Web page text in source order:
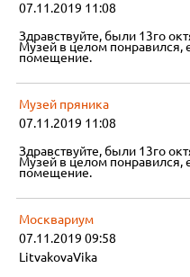
07.11.2019 11:08
Здравствуйте, были 13го
Музей в целом понравился,
помещение.
Музей пряника
07.11.2019 11:08
Здравствуйте, были 13го
Музей в целом понравился,
помещение.
Москвариум
07.11.2019 09:58
LitvakovaVika